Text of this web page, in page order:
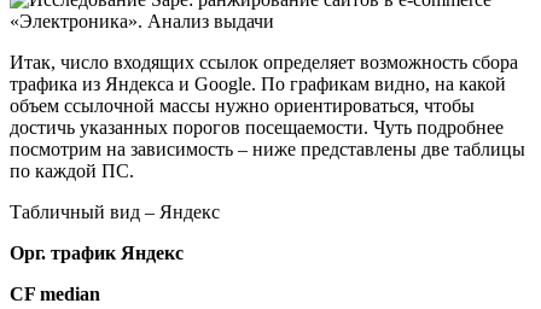
Итак, число входящих ссылок определяет возможность сбора
трафика из Яндекса и Google. По графикам видно, на какой
объем ссылочной массы нужно ориентироваться, чтобы
достичь указанных порогов посещаемости. Чуть подробнее
посмотрим на зависимость – ниже представлены две таблицы
по каждой ПС.
Табличный вид – Яндекс
Орг. трафик Яндекс
CF median